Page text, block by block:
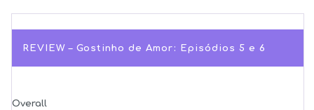
REVIEW – Gostinho de Amor: Episódios 5 e 6
Overall